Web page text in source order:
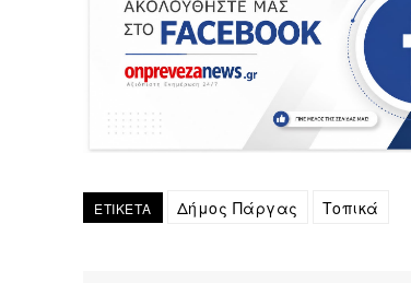
ΕΤΙΚΕΤΑ Δήμος Πάργας Τοπικά